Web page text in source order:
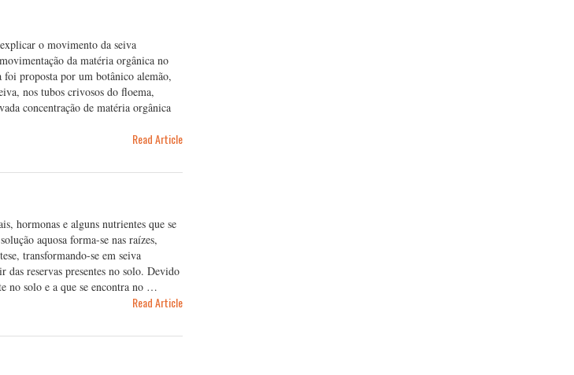
o movimento da seiva
da matéria orgânica no
foi proposta por um botânico alemão,
nos tubos crivosos do floema,
concentração de matéria orgânica
Read Article
hormonas e alguns nutrientes que se
aquosa forma-se nas raízes,
transformando-se em seiva
das reservas presentes no solo. Devido
no solo e a que se encontra no …
Read Article